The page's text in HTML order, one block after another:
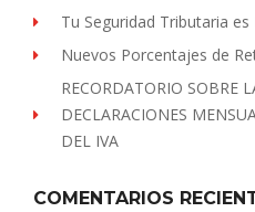
Tu Seguridad Tributaria
Nuevos Porcentajes de
RECORDATORIO SOBRE
DECLARACIONES
DEL IVA
COMENTARIOS